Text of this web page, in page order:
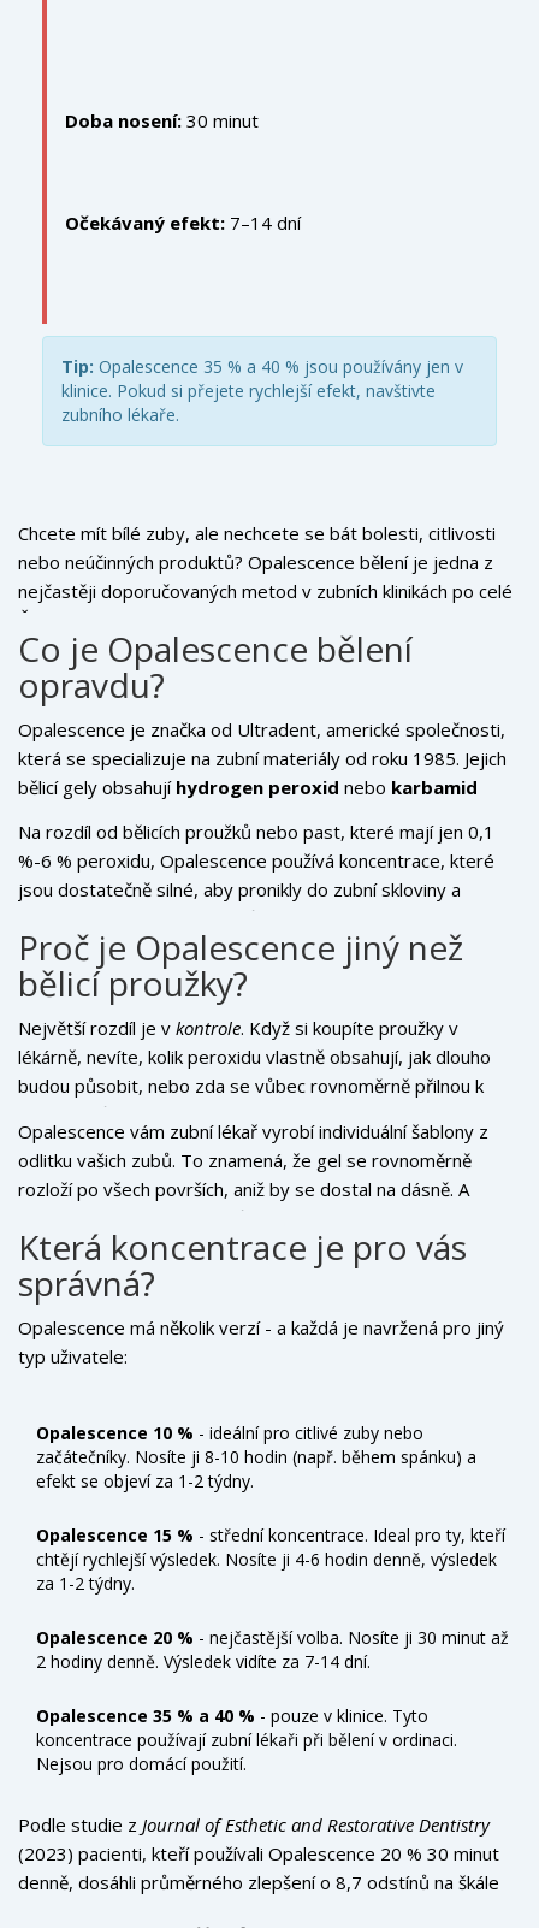
Doba nosení: 30 minut
Očekávaný efekt: 7–14 dní
Tip: Opalescence 35 % a 40 % jsou používány jen v
klinice. Pokud si přejete rychlejší efekt, navštivte
zubního lékaře.
Chcete mít bílé zuby, ale nechcete se bát bolesti, citlivosti
nebo neúčinných produktů? Opalescence bělení je jedna z
nejčastěji doporučovaných metod v zubních klinikách po celé
České republice. Nejde o běžný gel z lékárny - je to
profesionální systém, který funguje skutečně, bez
přehnaných slibů. A nejde jen o to, že zuby budou bílejší. Jde
o to, že budou přirozenější, bez dráždění a s dlouhodobým
efektem.
Co je Opalescence bělení
opravdu?
Opalescence je značka od Ultradent, americké společnosti,
která se specializuje na zubní materiály od roku 1985. Jejich
bělicí gely obsahují hydrogen peroxid nebo karbamid
40 %. To znamená, že máte výběr podle toho, jak citlivé
máte zuby a jak rychle chcete výsledek.
Na rozdíl od bělicích proužků nebo past, které mají jen 0,1
%-6 % peroxidu, Opalescence používá koncentrace, které
jsou dostatečně silné, aby pronikly do zubní skloviny a
rozložily pigmenty, které způsobují tmavé skvrny. A přitom
je ve formě gelu, který se přizpůsobí vašim zubům - nejde o
jednorázový proužek, ale o přesně vyrobený šablonu, kterou
nosíte doma.
Proč je Opalescence jiný než
bělicí proužky?
Největší rozdíl je v kontrole. Když si koupíte proužky v
lékárně, nevíte, kolik peroxidu vlastně obsahují, jak dlouho
budou působit, nebo zda se vůbec rovnoměrně přilnou k
vašim zubům. Většina lidí má nerovné zuby - a proužky se
jednoduše nevlečou po všech površích.
Opalescence vám zubní lékař vyrobí individuální šablony z
odlitku vašich zubů. To znamená, že gel se rovnoměrně
rozloží po všech površích, aniž by se dostal na dásně. A
protože je gel v šabloně, působí déle - obvykle 30 minut až 8
hodin podle koncentrace. Výsledek? Rovnoměrně bílé zuby,
bez bílých skvrn nebo „pásků“.
Která koncentrace je pro vás
správná?
Opalescence má několik verzí - a každá je navržená pro jiný
typ uživatele:
Opalescence 10 % - ideální pro citlivé zuby nebo
začátečníky. Nosíte ji 8-10 hodin (např. během spánku) a
efekt se objeví za 1-2 týdny.
Opalescence 15 % - střední koncentrace. Ideal pro ty, kteří
chtějí rychlejší výsledek. Nosíte ji 4-6 hodin denně, výsledek
za 1-2 týdny.
Opalescence 20 % - nejčastější volba. Nosíte ji 30 minut až
2 hodiny denně. Výsledek vidíte za 7-14 dní.
Opalescence 35 % a 40 % - pouze v klinice. Tyto
koncentrace používají zubní lékaři při bělení v ordinaci.
Nejsou pro domácí použití.
Podle studie z Journal of Esthetic and Restorative Dentistry
(2023) pacienti, kteří používali Opalescence 20 % 30 minut
denně, dosáhli průměrného zlepšení o 8,7 odstínů na škále